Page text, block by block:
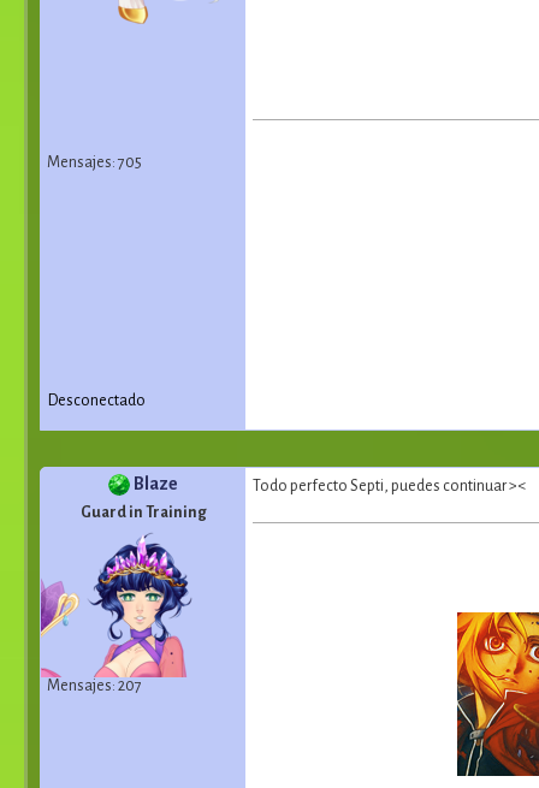
Mensajes: 705
Desconectado
Blaze
Guard in Training
Mensajes: 207
Todo perfecto Septi, puedes continuar ><